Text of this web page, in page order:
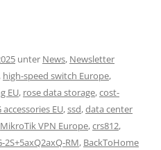
unter News, Newsletter
, high-speed switch Europe,
EU, rose data storage,cost-
accessories EU,ssd,data center
MikroTik VPN Europe,crs812,
2S+5axQ2axQ-RM, BackToHome